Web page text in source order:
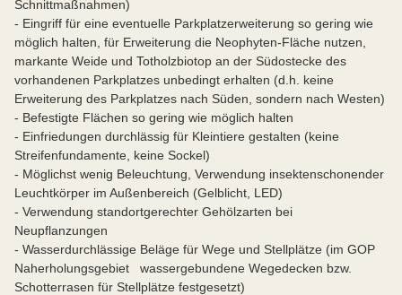
Schnittmaßnahmen)
- Eingriff für eine eventuelle Parkplatzerweiterung so gering wie
möglich halten, für Erweiterung die Neophyten-Fläche nutzen,
markante Weide und Totholzbiotop an der Südostecke des
vorhandenen Parkplatzes unbedingt erhalten (d.h. keine
Erweiterung des Parkplatzes nach Süden, sondern nach Westen)
- Befestigte Flächen so gering wie möglich halten
- Einfriedungen durchlässig für Kleintiere gestalten (keine
Streifenfundamente, keine Sockel)
- Möglichst wenig Beleuchtung, Verwendung insektenschonender
Leuchtkörper im Außenbereich (Gelblicht, LED)
- Verwendung standortgerechter Gehölzarten bei
Neupflanzungen
- Wasserdurchlässige Beläge für Wege und Stellplätze (im GOP
Naherholungsgebiet wassergebundene Wegedecken bzw.
Schotterrasen für Stellplätze festgesetzt)